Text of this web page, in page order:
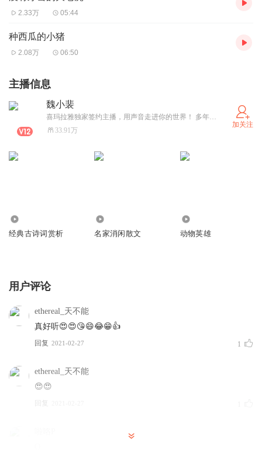
2.33万 05:44
种西瓜的小猪
2.08万 06:50
主播信息
魏小裴
喜玛拉雅独家签约主播，用声音走进你的世界！ 多年从事电台专业主播及幼儿教育工作，声音温暖恬静。擅长情感、心理调节、育儿及文学类书籍。代表作品《经典古诗词赏析》、《名家消闲散文》、《宝贝晚安》、《红楼梦白话文版》等。
33.91万
加关注
经典古诗词赏析 名家消闲散文 动物英雄
用户评论
ethereal_天不能
真好听😍😍😘😄😂😁👍
回复 2021-02-27 1
ethereal_天不能
😍😍
回复